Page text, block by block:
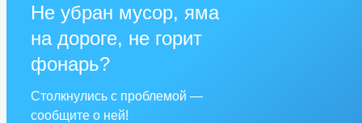
Не убран мусор, яма
на дороге, не горит
фонарь?
Столкнулись с проблемой —
сообщите о ней!